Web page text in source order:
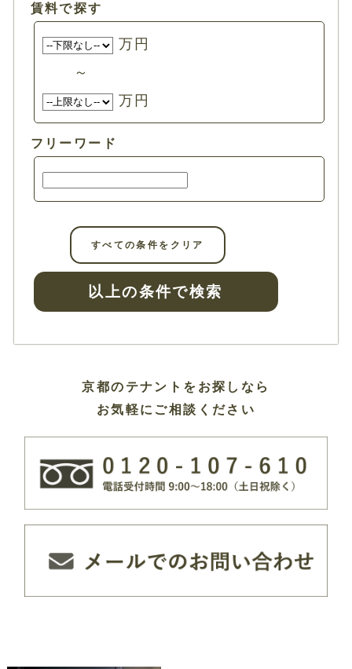
賃料で探す
万円
～
万円
フリーワード
以上の条件で検索
すべての条件をクリア
京都のテナントをお探しなら
お気軽にご相談ください